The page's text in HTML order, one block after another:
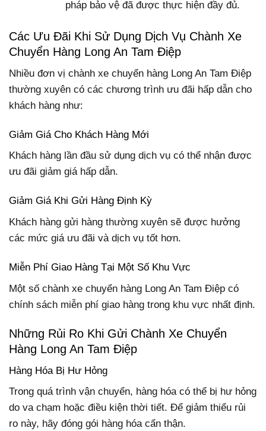
pháp bảo vệ đã được thực hiện đầy đủ.
Các Ưu Đãi Khi Sử Dụng Dịch Vụ Chành Xe
Chuyển Hàng Long An Tam Điệp
Nhiều đơn vị chành xe chuyển hàng Long An Tam Điệp
thường xuyên có các chương trình ưu đãi hấp dẫn cho
khách hàng như:
Giảm Giá Cho Khách Hàng Mới
Khách hàng lần đầu sử dụng dịch vụ có thể nhận được
ưu đãi giảm giá hấp dẫn.
Giảm Giá Khi Gửi Hàng Định Kỳ
Khách hàng gửi hàng thường xuyên sẽ được hưởng
các mức giá ưu đãi và dịch vụ tốt hơn.
Miễn Phí Giao Hàng Tại Một Số Khu Vực
Một số chành xe chuyển hàng Long An Tam Điệp có
chính sách miễn phí giao hàng trong khu vực nhất định.
Những Rủi Ro Khi Gửi Chành Xe Chuyển
Hàng Long An Tam Điệp
Hàng Hóa Bị Hư Hỏng
Trong quá trình vận chuyển, hàng hóa có thể bị hư hỏng
do va chạm hoặc điều kiện thời tiết. Để giảm thiểu rủi
ro này, hãy đóng gói hàng hóa cẩn thận.